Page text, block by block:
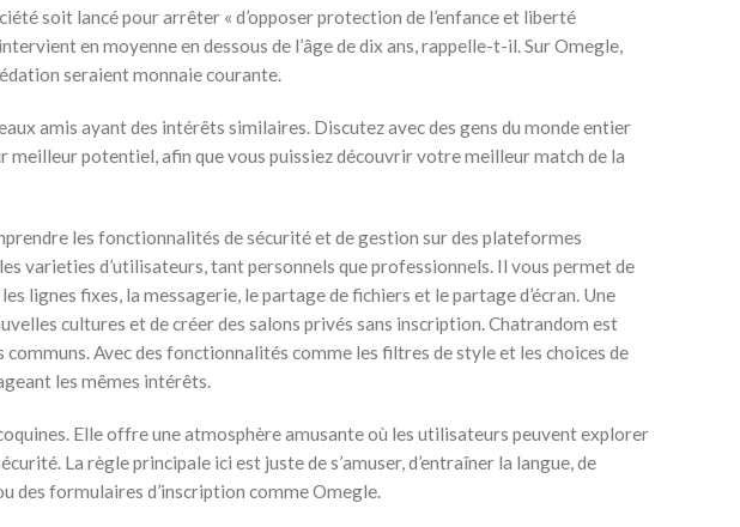
soit lancé pour arrêter « d’opposer protection de l’enfance et liberté
en moyenne en dessous de l’âge de dix ans, rappelle-t-il. Sur Omegle,
seraient monnaie courante.
amis ayant des intérêts similaires. Discutez avec des gens du monde entier
potentiel, afin que vous puissiez découvrir votre meilleur match de la
les fonctionnalités de sécurité et de gestion sur des plateformes
varieties d’utilisateurs, tant personnels que professionnels. Il vous permet de
lignes fixes, la messagerie, le partage de fichiers et le partage d’écran. Une
cultures et de créer des salons privés sans inscription. Chatrandom est
Avec des fonctionnalités comme les filtres de style et les choices de
les mêmes intérêts.
Elle offre une atmosphère amusante où les utilisateurs peuvent explorer
La règle principale ici est juste de s’amuser, d’entraîner la langue, de
des formulaires d’inscription comme Omegle.